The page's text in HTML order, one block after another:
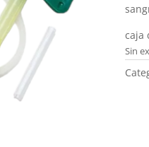
caja
Sin